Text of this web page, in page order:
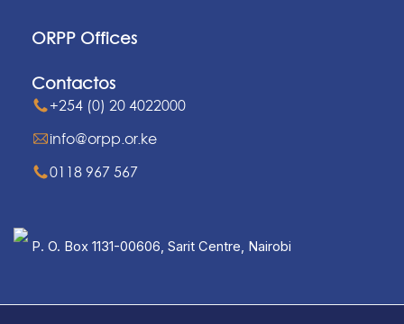
ORPP Offices
Contactos
+254 (0) 20 4022000
info@orpp.or.ke
0118 967 567
P. O. Box 1131-00606, Sarit Centre, Nairobi